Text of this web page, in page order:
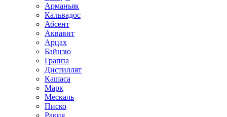
Арманьяк
Кальвадос
Абсент
Аквавит
Арцах
Байцзю
Граппа
Дистиллят
Кашаса
Марк
Мескаль
Писко
Ракия